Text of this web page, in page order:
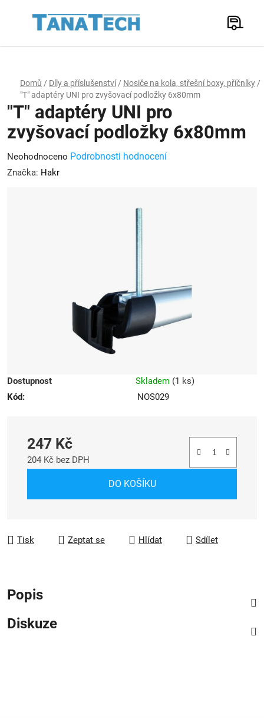
Hledat
Domů / Díly a příslušenství / Nosiče na kola, střešní boxy, příčníky /
"T" adaptéry UNI pro zvyšovací podložky 6x80mm
Dostupnost Skladem (1 ks)
Kód:
NOS029
247 Kč
204 Kč bez DPH
DO KOŠÍKU
Tisk Zeptat se Hlídat Sdílet
"T" adaptéry UNI pro
zvyšovací podložky 6x80mm
Průměrné
hodnocení
Neohodnoceno Podrobnosti hodnocení
Značka: Hakr
Popis
Diskuze